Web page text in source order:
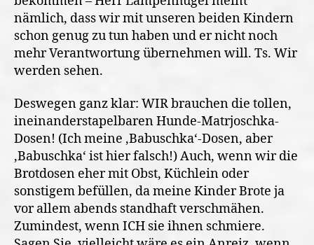
nämlich, dass wir mit unseren beiden Kindern
schon genug zu tun haben und er nicht noch
mehr Verantwortung übernehmen will. Ts. Wir
werden sehen.
Deswegen ganz klar: WIR brauchen die tollen,
ineinanderstapelbaren Hunde-Matrjoschka-
Dosen! (Ich meine ‚Babuschka‘-Dosen, aber
‚Babuschka‘ ist hier falsch!) Auch, wenn wir die
Brotdosen eher mit Obst, Küchlein oder
sonstigem befüllen, da meine Kinder Brote ja
vor allem abends standhaft verschmähen.
Zumindest, wenn ICH sie ihnen schmiere.